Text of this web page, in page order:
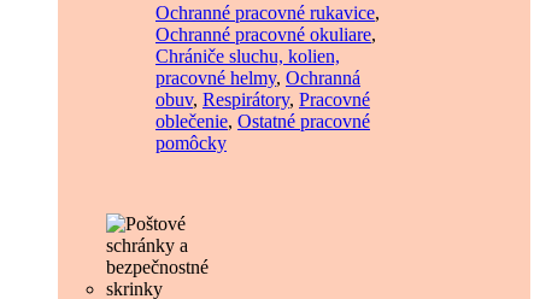
Ochranné pracovné rukavice,
Ochranné pracovné okuliare,
Chrániče sluchu, kolien,
pracovné helmy, Ochranná
obuv, Respirátory, Pracovné
oblečenie, Ostatné pracovné
pomôcky